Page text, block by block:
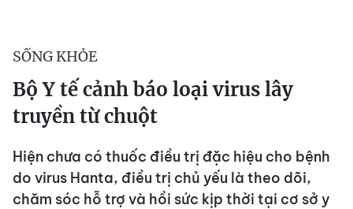
SỐNG KHỎE
Bộ Y tế cảnh báo loại virus lây
truyền từ chuột
Hiện chưa có thuốc điều trị đặc hiệu cho bệnh
do virus Hanta, điều trị chủ yếu là theo dõi,
chăm sóc hỗ trợ và hồi sức kịp thời tại cơ sở y